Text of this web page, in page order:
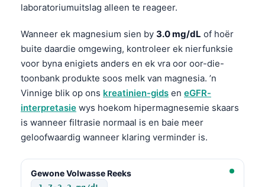
laboratoriumuitslag alleen te reageer.
Wanneer ek magnesium sien by 3.0 mg/dL of hoër
buite daardie omgewing, kontroleer ek nierfunksie
voor byna enigiets anders en ek vra oor oor-die-
toonbank produkte soos melk van magnesia. ’n
Vinnige blik op ons kreatinien-gids en eGFR-
interpretasie wys hoekom hipermagnesemie skaars
is wanneer filtrasie normaal is en baie meer
geloofwaardig wanneer klaring verminder is.
Gewone Volwasse Reeks